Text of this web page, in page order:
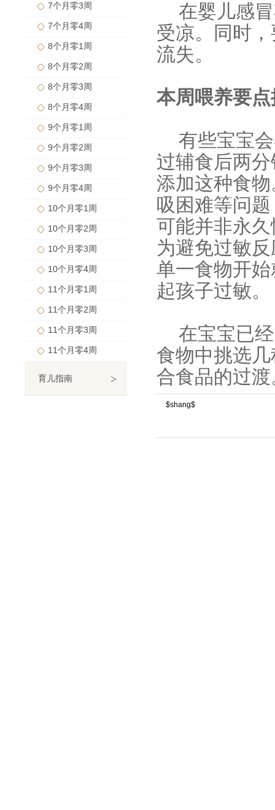
7个月零3周
7个月零4周
8个月零1周
8个月零2周
8个月零3周
8个月零4周
9个月零1周
9个月零2周
9个月零3周
9个月零4周
10个月零1周
10个月零2周
10个月零3周
10个月零4周
11个月零1周
11个月零2周
11个月零3周
11个月零4周
育儿指南 >
在婴儿感
受凉。同时
流失。
本周喂养要
有些宝宝
过辅食后两
添加这种食
吸困难等问
可能并非永
为避免过敏
单一食物开
起孩子过敏。
在宝宝已
食物中挑选
合食品的过渡
$shang$